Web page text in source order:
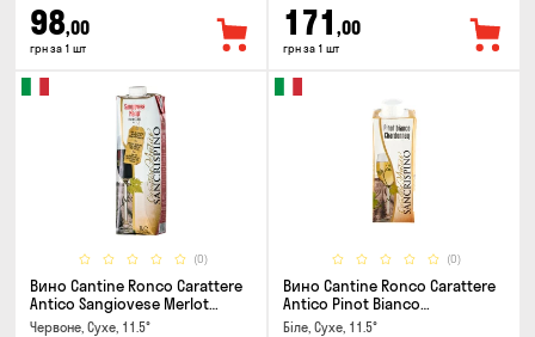
98,00
грн за 1 шт
171 ,00
грн за 1 шт
(0)
Вино Cantine Ronco Carattere
Antico Sangiovese Merlot
Rubicone IGT 1л
Червоне, Сухе, 11.5°
(0)
Вино Cantine Ronco Carattere
Antico Pinot Bianco
Chardonnay Rubicone IGT 0.25л
Біле, Сухе, 11.5°